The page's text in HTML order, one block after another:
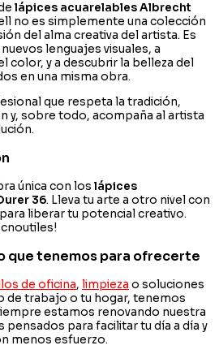
lápices acuarelables Albrecht
no es simplemente una colección
del alma creativa del artista. Es
lenguajes visuales, a
color, y a descubrir la belleza del
en una misma obra.
que respeta la tradición,
y, sobre todo, acompaña al artista
única con los lápices
36. Lleva tu arte a otro nivel con
liberar tu potencial creativo.
que tenemos para ofrecerte
de oficina, limpieza o soluciones
de trabajo o tu hogar, tenemos
estamos renovando nuestra
para facilitar tu día a día y
menos esfuerzo.